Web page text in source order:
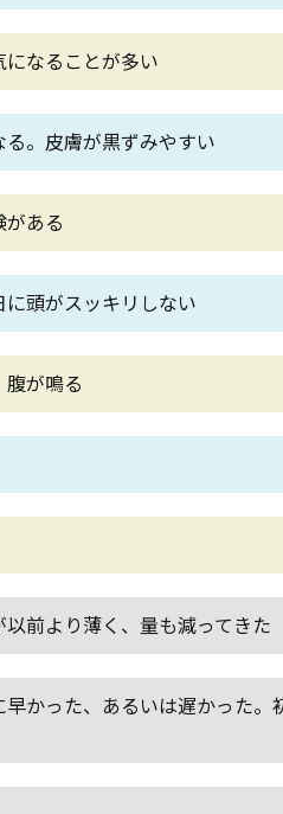
なることが多い
。皮膚が黒ずみやすい
ある
頭がスッキリしない
が鳴る
以前より薄く、量も減ってきた
かった、あるいは遅かった。